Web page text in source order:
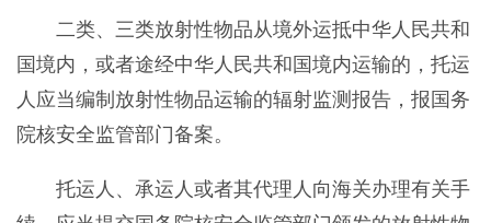
二类、三类放射性物品从境外运抵中华人民共和
国境内，或者途经中华人民共和国境内运输的，托运
人应当编制放射性物品运输的辐射监测报告，报国务
院核安全监管部门备案。
托运人、承运人或者其代理人向海关办理有关手